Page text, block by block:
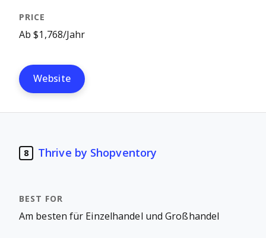
Ab $1,768/Jahr
Website
8 Thrive by Shopventory
Am besten für Einzelhandel und Großhandel